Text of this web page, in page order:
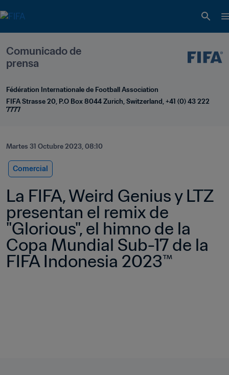
Comunicado de
prensa
Fédération Internationale de Football Association
FIFA Strasse 20, P.O Box 8044 Zurich, Switzerland, +41 (0) 43 222
7777
Martes 31 Octubre 2023, 08:10
Comercial
La FIFA, Weird Genius y LTZ
presentan el remix de
"Glorious", el himno de la
Copa Mundial Sub-17 de la
FIFA Indonesia 2023™